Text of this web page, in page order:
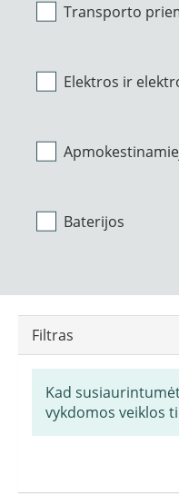
Transporto
Elektros ir
Baterijos
Filtras
Kad
vykdomos veiklos